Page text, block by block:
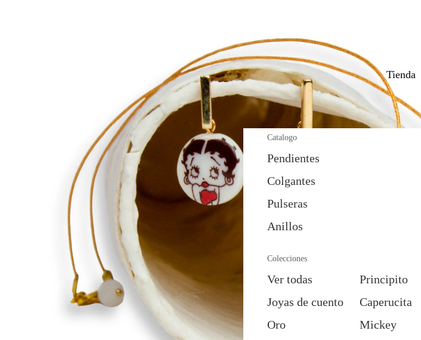
Tienda
Catalogo
Pendientes
Colgantes
Pulseras
Anillos
Colecciones
Ver todas
Joyas de cuento
Oro
Principito
Caperucita
Mickey